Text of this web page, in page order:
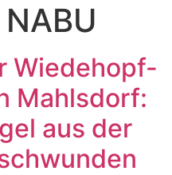
NABU
Wiedehopf-
Mahlsdorf:
aus der